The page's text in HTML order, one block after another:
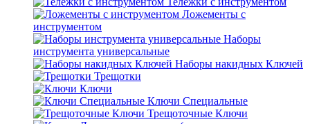
Ложементы с
инструментом
Наборы
инструмента универсальные
Наборы накидных Ключей
Трещотки
Ключи
Ключи Специальные
Трещоточные Ключи